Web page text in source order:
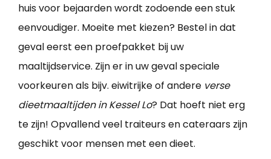
huis voor bejaarden wordt zodoende een stuk
eenvoudiger. Moeite met kiezen? Bestel in dat
geval eerst een proefpakket bij uw
maaltijdservice. Zijn er in uw geval speciale
voorkeuren als bijv. eiwitrijke of andere verse
dieetmaaltijden in Kessel Lo? Dat hoeft niet erg
te zijn! Opvallend veel traiteurs en cateraars zijn
geschikt voor mensen met een dieet.